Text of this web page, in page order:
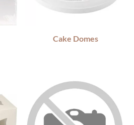
Cake Domes